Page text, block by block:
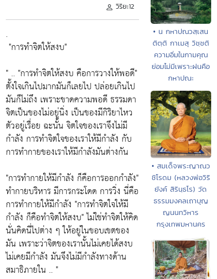
วิริยะ12
.
"การทำจิตให้สงบ"
" .. "การทำจิตให้สงบ คือการวางให้พอดี"
ตั้งใจเกินไปมากมันก็เลยไป ปล่อยเกินไป
มันก็ไม่ถึง เพราะขาดความพอดี ธรรมดา
จิตเป็นของไม่อยู่นิ่ง เป็นของมีกิริยาไหว
ตัวอยู่เรื่อย ฉะนั้น จิตใจของเราจึงไม่มี
กำลัง การทำจิตใจของเราให้มีกำลัง กับ
การทำกายของเราให้มีกำลังมันต่างกัน
"การทำกายให้มีกำลัง ก็คือการออกกำลัง"
ทำกายบริหาร มีการกระโดด การวิ่ง นี่คือ
การทำกายให้มีกำลัง "การทำจิตใจให้มี
กำลัง ก็คือทำจิตให้สงบ"ไม่ใช่ทำจิตให้คิด
นั่นคิดนี่ไปต่าง ๆ ให้อยู่ในขอบเขตของ
มัน เพราะว่าจิตของเรานั้นไม่เคยได้สงบ
ไม่เคยมีกำลัง มันจึงไม่มีกำลังทางด้าน
สมาธิภายใน .. "
• น กหาปณวสฺเสน
ติตฺติ กาเมสุ วิชฺชติ
ความอิ่มในกามคุณ
ย่อมไม่มีเพราะฝนคือ
กหาปณะ
• สมเด็จพระญาณว
ชิโรดม (หลวงพ่อวิริ
ยังค์ สิรินฺธโร) วัด
ธรรมมงคลเถาบุญ
ญนนทวิหาร
กรุงเทพมหานคร